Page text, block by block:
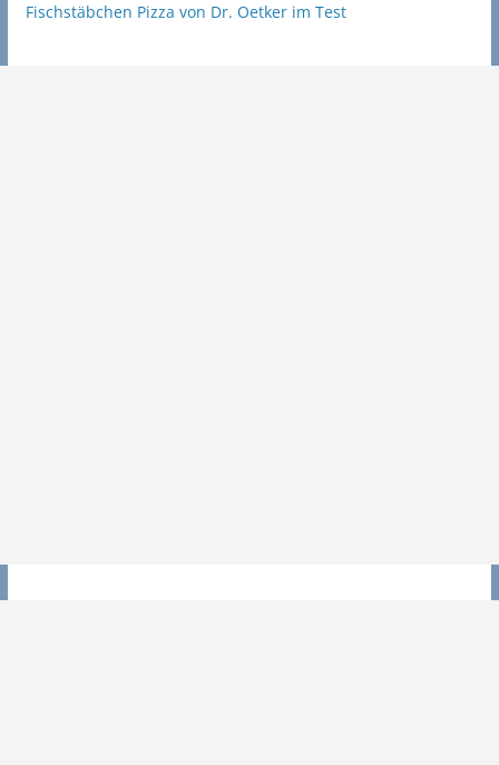
Fischstäbchen Pizza von Dr. Oetker im Test